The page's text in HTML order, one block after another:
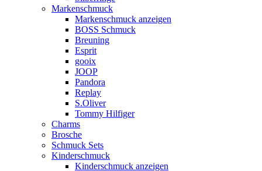
Markenschmuck
Markenschmuck anzeigen
BOSS Schmuck
Breuning
Esprit
gooix
JOOP
Pandora
Replay
S.Oliver
Tommy Hilfiger
Charms
Brosche
Schmuck Sets
Kinderschmuck
Kinderschmuck anzeigen